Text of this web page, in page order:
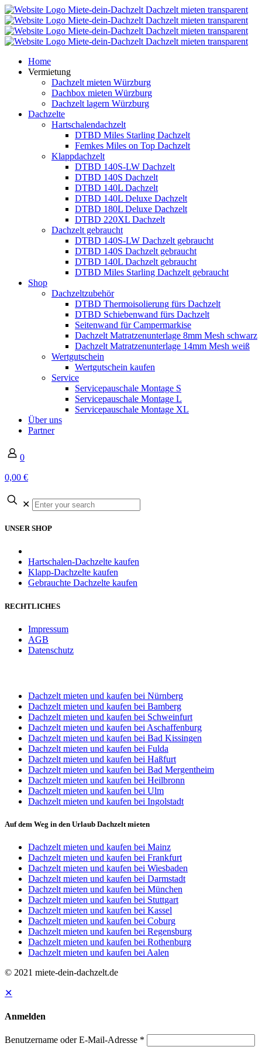
Home
Vermietung
Dachzelt mieten Würzburg
Dachbox mieten Würzburg
Dachzelt lagern Würzburg
Dachzelte
Hartschalendachzelt
DTBD Miles Starling Dachzelt
Femkes Miles on Top Dachzelt
Klappdachzelt
DTBD 140S-LW Dachzelt
DTBD 140S Dachzelt
DTBD 140L Dachzelt
DTBD 140L Deluxe Dachzelt
DTBD 180L Deluxe Dachzelt
DTBD 220XL Dachzelt
Dachzelt gebraucht
DTBD 140S-LW Dachzelt gebraucht
DTBD 140S Dachzelt gebraucht
DTBD 140L Dachzelt gebraucht
DTBD Miles Starling Dachzelt gebraucht
Shop
Dachzeltzubehör
DTBD Thermoisolierung fürs Dachzelt
DTBD Schiebenwand fürs Dachzelt
Seitenwand für Campermarkise
Dachzelt Matratzenunterlage 8mm Mesh schwarz
Dachzelt Matratzenunterlage 14mm Mesh weiß
Wertgutschein
Wertgutschein kaufen
Service
Servicepauschale Montage S
Servicepauschale Montage L
Servicepauschale Montage XL
Über uns
Partner
0
0,00 €
✕
UNSER SHOP
Hartschalen-Dachzelte kaufen
Klapp-Dachzelte kaufen
Gebrauchte Dachzelte kaufen
RECHTLICHES
Impressum
AGB
Datenschutz
Dachzelt mieten und kaufen bei Nürnberg
Dachzelt mieten und kaufen bei Bamberg
Dachzelt mieten und kaufen bei Schweinfurt
Dachzelt mieten und kaufen bei Aschaffenburg
Dachzelt mieten und kaufen bei Bad Kissingen
Dachzelt mieten und kaufen bei Fulda
Dachzelt mieten und kaufen bei Haßfurt
Dachzelt mieten und kaufen bei Bad Mergentheim
Dachzelt mieten und kaufen bei Heilbronn
Dachzelt mieten und kaufen bei Ulm
Dachzelt mieten und kaufen bei Ingolstadt
Auf dem Weg in den Urlaub Dachzelt mieten
Dachzelt mieten und kaufen bei Mainz
Dachzelt mieten und kaufen bei Frankfurt
Dachzelt mieten und kaufen bei Wiesbaden
Dachzelt mieten und kaufen bei Darmstadt
Dachzelt mieten und kaufen bei München
Dachzelt mieten und kaufen bei Stuttgart
Dachzelt mieten und kaufen bei Kassel
Dachzelt mieten und kaufen bei Coburg
Dachzelt mieten und kaufen bei Regensburg
Dachzelt mieten und kaufen bei Rothenburg
Dachzelt mieten und kaufen bei Aalen
© 2021 miete-dein-dachzelt.de
✕
Anmelden
Benutzername oder E-Mail-Adresse *